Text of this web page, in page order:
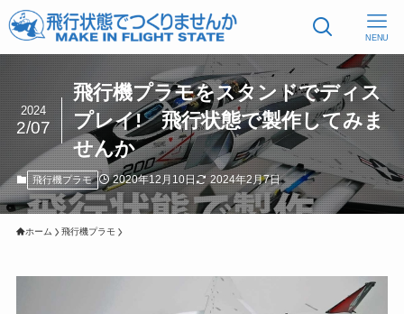
NENU
飛行機プラモをスタンドでディス
プレイ! 飛行状態で製作してみま
せんか
2024
2/07
飛行機プラモ 2020年12月10日 2024年2月7日
ホーム 飛行機プラモ